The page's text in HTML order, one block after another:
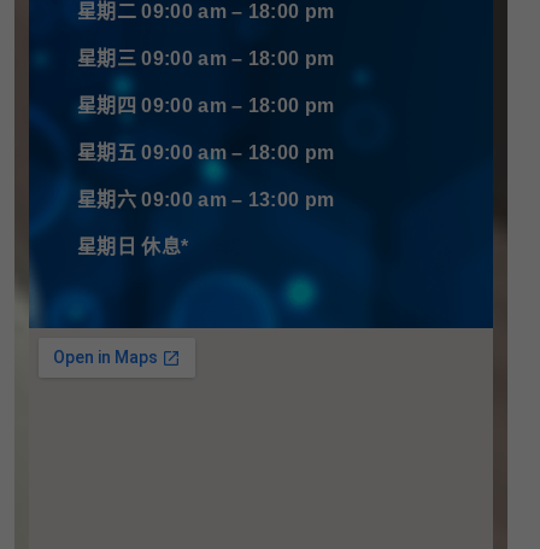
星期二 09:00 am – 18:00 pm
星期三 09:00 am – 18:00 pm
星期四 09:00 am – 18:00 pm
星期五 09:00 am – 18:00 pm
星期六 09:00 am – 13:00 pm
星期日 休息*